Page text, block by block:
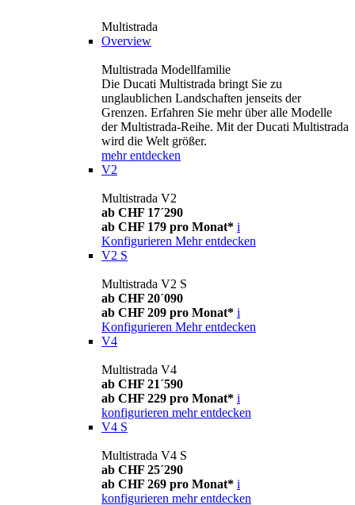
Multistrada
Overview
Multistrada Modellfamilie
Die Ducati Multistrada bringt Sie zu
unglaublichen Landschaften jenseits der
Grenzen. Erfahren Sie mehr über alle Modelle
der Multistrada-Reihe. Mit der Ducati Multistrada
wird die Welt größer.
mehr entdecken
V2
Multistrada V2
ab CHF 17´290
ab CHF 179 pro Monat* i
Konfigurieren Mehr entdecken
V2 S
Multistrada V2 S
ab CHF 20´090
ab CHF 209 pro Monat* i
Konfigurieren Mehr entdecken
V4
Multistrada V4
ab CHF 21´590
ab CHF 229 pro Monat* i
konfigurieren mehr entdecken
V4 S
Multistrada V4 S
ab CHF 25´290
ab CHF 269 pro Monat* i
konfigurieren mehr entdecken